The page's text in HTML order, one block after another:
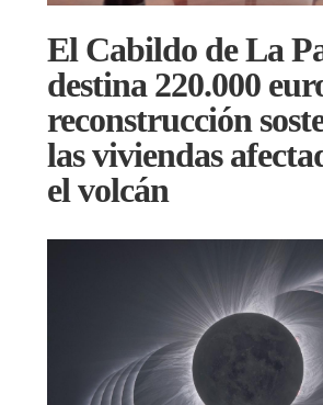
El Cabildo de La
destina 220.000
reconstrucción
las viviendas
el volcán